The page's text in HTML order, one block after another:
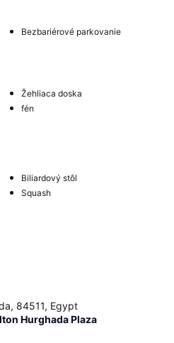
Bezbariérové parkovanie
Žehliaca doska
fén
Biliardový stôl
Squash
84511, Egypt
Hurghada Plaza